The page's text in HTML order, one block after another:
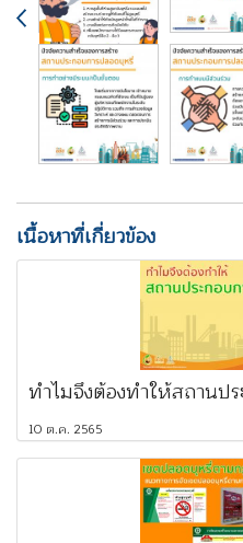
เนื้อหาที่เกี่ยวข้อง
ทำไมจึงต้องทำให้สถานป
10 ต.ค. 2565